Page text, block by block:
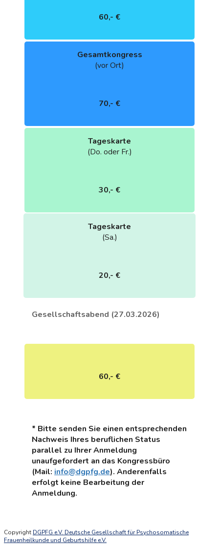
60,- €
Gesamtkongress
(vor Ort)
70,- €
Tageskarte
(Do. oder Fr.)
30,- €
Tageskarte
(Sa.)
20,- €
Gesellschaftsabend (27.03.2026)
60,- €
* Bitte senden Sie einen entsprechenden
Nachweis Ihres beruflichen Status
parallel zu Ihrer Anmeldung
unaufgefordert an das Kongressbüro
(Mail: info@dgpfg.de). Anderenfalls
erfolgt keine Bearbeitung der
Anmeldung.
Copyright DGPFG e.V. Deutsche Gesellschaft für Psychosomatische
Frauenheilkunde und Geburtshilfe e.V.